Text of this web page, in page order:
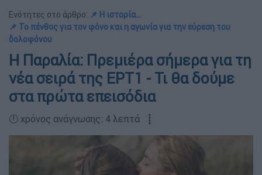
Ενότητες στο άρθρο: 📌 Η ιστορία…
📌 Το πένθος για τον φόνο και η αγωνία για την εύρεση του
δολοφόνου
Η Παραλία: Πρεμιέρα σήμερα για τη
νέα σειρά της ΕΡΤ1 - Τι θα δούμε
στα πρώτα επεισόδια
🕛 χρόνος ανάγνωσης: 4 λεπτά ┋